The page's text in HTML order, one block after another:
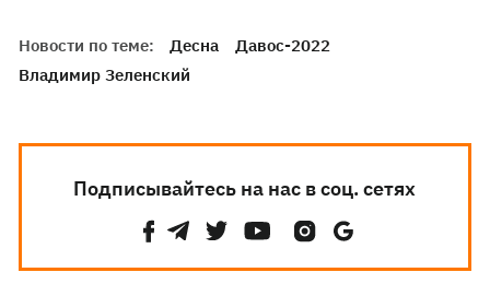
Новости по теме: Десна
Давос-2022
Владимир Зеленский
Подписывайтесь на нас в соц. сетях